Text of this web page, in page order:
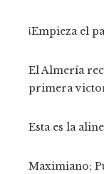
¡Empieza el
El Almería
primera
Esta es la
Maximiano;